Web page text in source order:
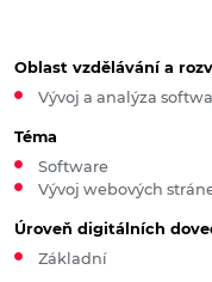
Oblast vzdělávání a
Vývoj a analýza
Téma
Software
Vývoj webových
Úroveň digitálních
Základní